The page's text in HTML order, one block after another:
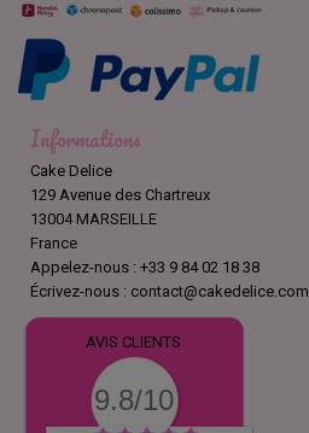
Informations
Cake Delice
129 Avenue des Chartreux
13004 MARSEILLE
France
Appelez-nous : +33 9 84 02 18 38
Écrivez-nous : contact@cakedelice.com
AVIS CLIENTS
9.8/10